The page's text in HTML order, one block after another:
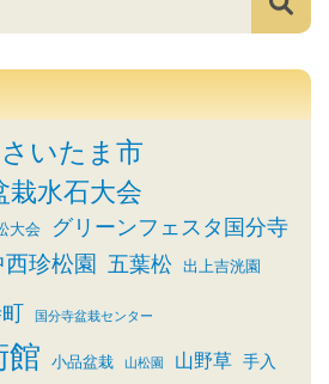
さいたま市
栽水石大会
大会 グリーンフェスタ国分寺
西珍松園 五葉松 出上吉洸園
国分寺盆栽センター
館 小品盆栽 山松園 山野草 手入